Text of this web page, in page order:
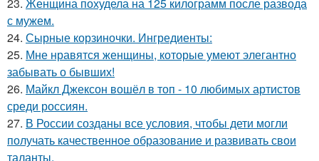
23. Женщина похудела на 125 килограмм после развода
с мужем.
24. Сырные корзиночки. Ингредиенты:
25. Мне нравятся женщины, которые умеют элегантно
забывать о бывших!
26. Майкл Джексон вошёл в топ - 10 любимых артистов
среди россиян.
27. В России созданы все условия, чтобы дети могли
получать качественное образование и развивать свои
таланты.